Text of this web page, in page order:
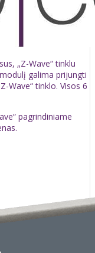
„Z-Wave“ tinklu
galima prijungti
Wave“ tinklo. Visos 6
pagrindiniame